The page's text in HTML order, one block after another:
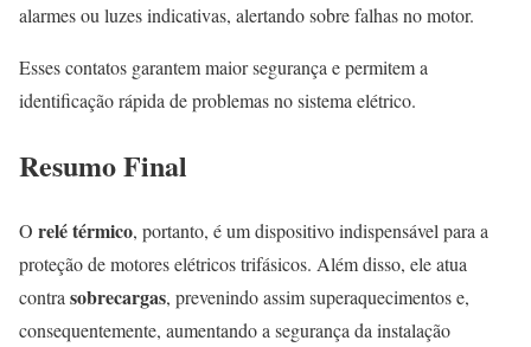
alarmes ou luzes indicativas, alertando sobre falhas no motor.
Esses contatos garantem maior segurança e permitem a
identificação rápida de problemas no sistema elétrico.
Resumo Final
O relé térmico, portanto, é um dispositivo indispensável para a
proteção de motores elétricos trifásicos. Além disso, ele atua
contra sobrecargas, prevenindo assim superaquecimentos e,
consequentemente, aumentando a segurança da instalação